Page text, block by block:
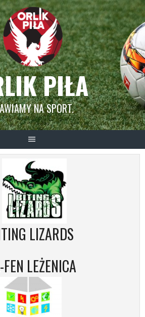
PIŁA
NA SPORT.
LIZARDS
FEN LEŻENICA